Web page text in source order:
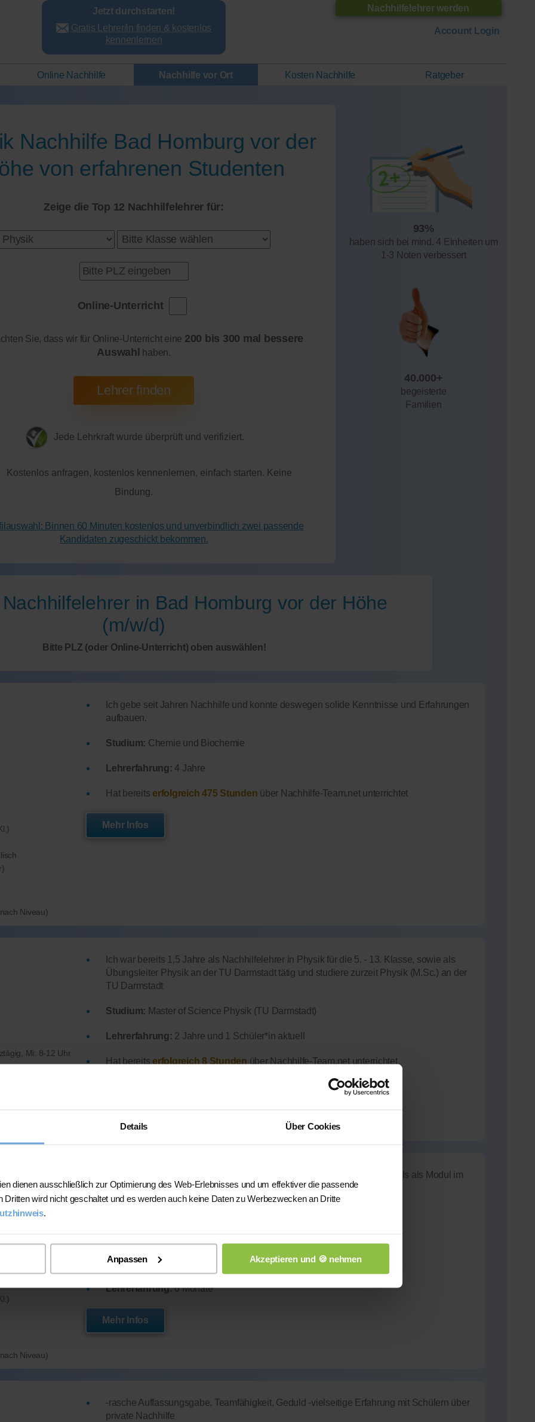
Details Über Cookies
dienen ausschließlich zur Optimierung des Web-Erlebnisses und um effektiver die passende
Dritten wird nicht geschaltet und es werden auch keine Daten zu Werbezwecken an Dritte
.
Anpassen Akzeptieren und 🍪 nehmen
Nachhilfelehrer werden
Account Login
Jetzt durchstarten!
Gratis Lehrer/in finden & kostenlos
kennenlernen
Online Nachhilfe Nachhilfe vor Ort Kosten Nachhilfe Ratgeber
93%
haben sich bei mind. 4 Einheiten um
1-3 Noten verbessert
40.000+
begeisterte
Familien
Nachhilfe Bad Homburg vor der
von erfahrenen Studenten
Zeige die Top 12 Nachhilfelehrer für:
Online-Unterricht
Sie, dass wir für Online-Unterricht eine 200 bis 300 mal bessere
Auswahl
haben.
Jede Lehrkraft wurde überprüft und verifiziert.
Kostenlos anfragen, kostenlos kennenlernen, einfach starten. Keine
Bindung.
Binnen 60 Minuten kostenlos und unverbindlich zwei passende
Kandidaten zugeschickt bekommen.
in Bad Homburg vor der Höhe
(m/w/d)
Bitte PLZ (oder Online-Unterricht) oben auswählen!
Ich gebe seit Jahren Nachhilfe und konnte deswegen solide Kenntnisse und Erfahrungen
aufbauen.
Studium: Chemie und Biochemie
Lehrerfahrung: 4 Jahre
Hat bereits erfolgreich 475 Stunden über Nachhilfe-Team.net unterrichtet
Mehr Infos
Niveau)
Ich war bereits 1,5 Jahre als Nachhilfelehrer in Physik für die 5. - 13. Klasse, sowie als
Übungsleiter Physik an der TU Darmstadt tätig und studiere zurzeit Physik (M.Sc.) an der
TU Darmstadt
Studium: Master of Science Physik (TU Darmstadt)
Lehrerfahrung: 2 Jahre und 1 Schüler*in aktuell
Hat bereits erfolgreich 8 Stunden über Nachhilfe-Team.net unterrichtet
Mi: 8-12 Uhr
Niveau)
Physik hatte ich im Abitur als Leistungskurs sowie anschließend nochmals als Modul im
Studium.
Physik-Noteim Abitur: 13
Lehrerfahrung:6 Monate
Mehr Infos
Niveau)
-rasche Auffassungsgabe, Teamfähigkeit, Geduld -vielseitige Erfahrung mit Schülern über
private Nachhilfe